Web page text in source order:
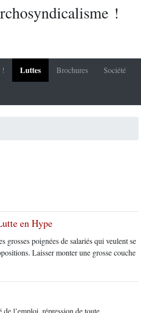
!
! Luttes Brochures Société
en Hype
grosses poignées de salariés qui veulent se
Laisser monter une grosse couche
l’emploi, répression de toute